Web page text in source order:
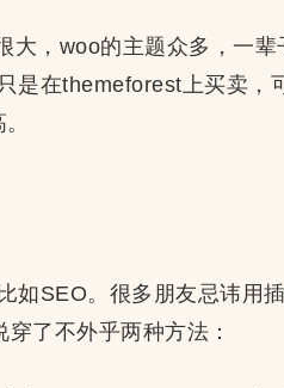
大，woo的主题众多，一
是在themeforest上买卖，
如SEO。很多朋友忌讳用
了不外乎两种方法：